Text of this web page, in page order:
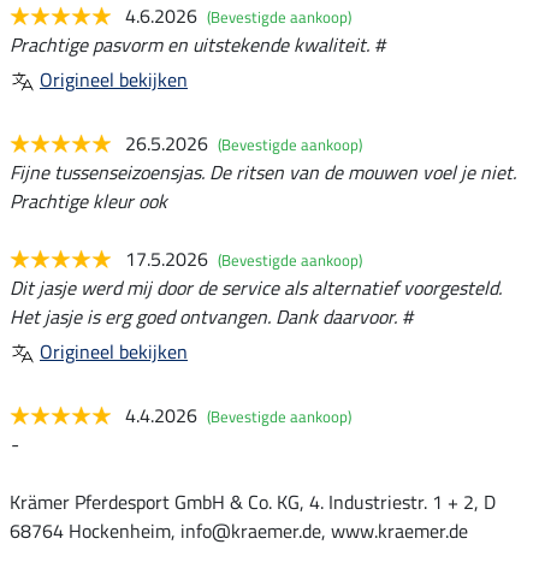
4.6.2026 (Bevestigde aankoop)
Prachtige pasvorm en uitstekende kwaliteit. #
Origineel bekijken
26.5.2026 (Bevestigde aankoop)
Fijne tussenseizoensjas. De ritsen van de mouwen voel je niet.
Prachtige kleur ook
17.5.2026 (Bevestigde aankoop)
Dit jasje werd mij door de service als alternatief voorgesteld.
Het jasje is erg goed ontvangen. Dank daarvoor. #
Origineel bekijken
4.4.2026 (Bevestigde aankoop)
-
Krämer Pferdesport GmbH & Co. KG, 4. Industriestr. 1 + 2, D
68764 Hockenheim, info@kraemer.de, www.kraemer.de